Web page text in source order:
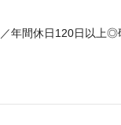
／年間休日120日以上